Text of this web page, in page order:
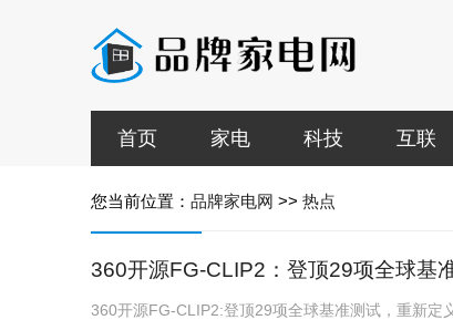
首页 家电 科技 互联
您当前位置： 品牌家电网 >> 热点
360开源FG-CLIP2：登顶29项全球基
360开源FG-CLIP2:登顶29项全球基准测试，重新